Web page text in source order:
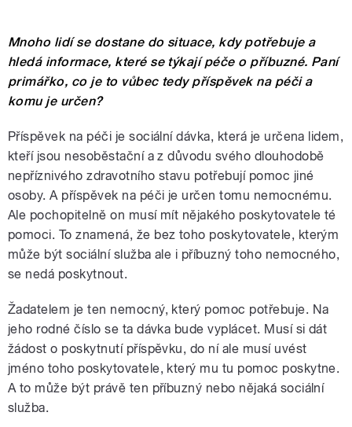
Mnoho lidí se dostane do situace, kdy potřebuje a
hledá informace, které se týkají péče o příbuzné. Paní
primářko, co je to vůbec tedy příspěvek na péči a
komu je určen?
Příspěvek na péči je sociální dávka, která je určena lidem,
kteří jsou nesoběstační a z důvodu svého dlouhodobě
nepříznivého zdravotního stavu potřebují pomoc jiné
osoby. A příspěvek na péči je určen tomu nemocnému.
Ale pochopitelně on musí mít nějakého poskytovatele té
pomoci. To znamená, že bez toho poskytovatele, kterým
může být sociální služba ale i příbuzný toho nemocného,
se nedá poskytnout.
Žadatelem je ten nemocný, který pomoc potřebuje. Na
jeho rodné číslo se ta dávka bude vyplácet. Musí si dát
žádost o poskytnutí příspěvku, do ní ale musí uvést
jméno toho poskytovatele, který mu tu pomoc poskytne.
A to může být právě ten příbuzný nebo nějaká sociální
služba.